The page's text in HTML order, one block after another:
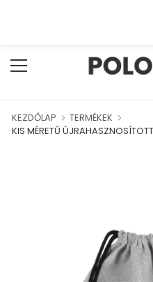
KEZDŐLAP
TERMÉKEK
KIS MÉRETŰ